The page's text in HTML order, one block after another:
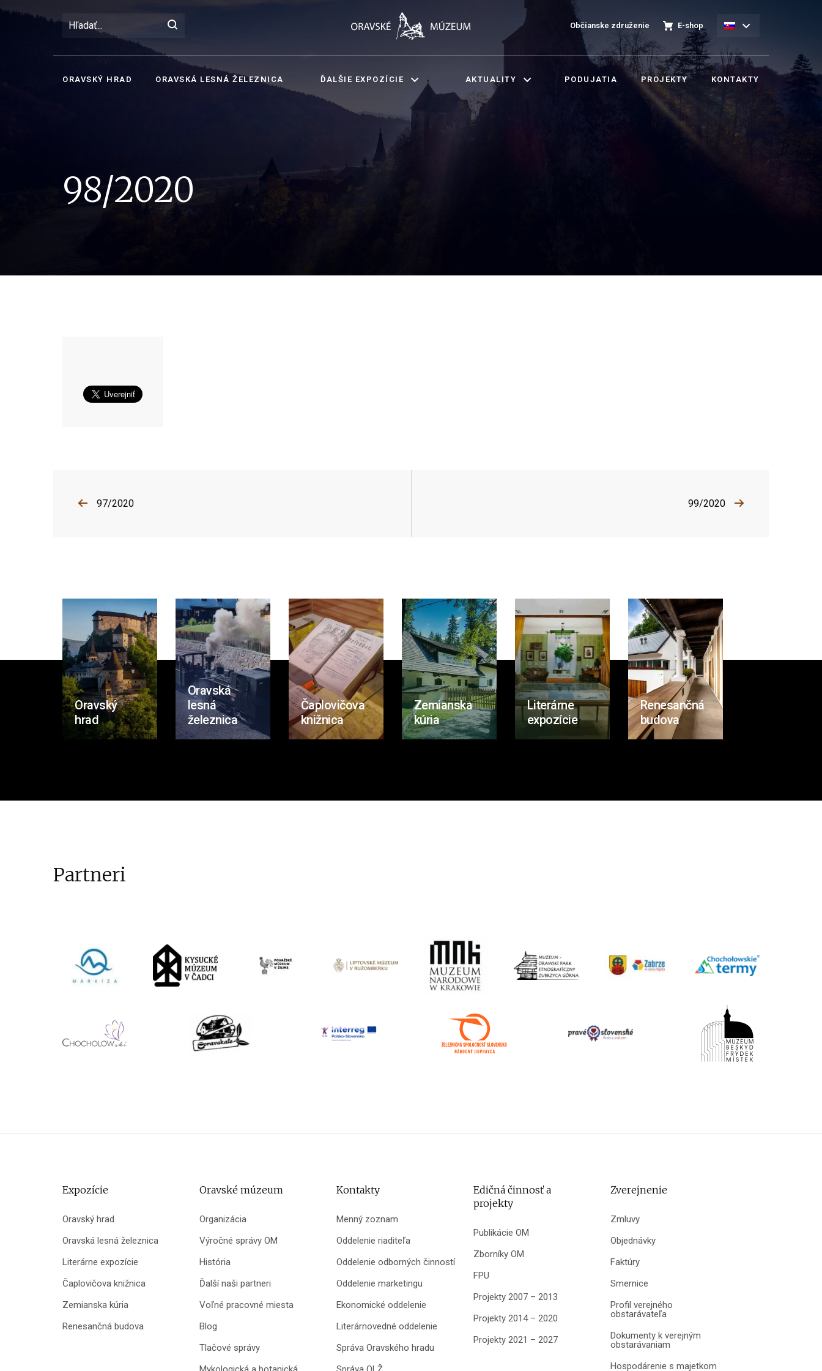
Občianske združenie E-shop
ORAVSKÝ HRAD ORAVSKÁ LESNÁ ŽELEZNICA ĎALŠIE EXPOZÍCIE AKTUALITY PODUJATIA PROJEKTY KONTAKTY
98/2020
97/2020 99/2020
Oravský
hrad
Oravská
lesná
železnica
Čaplovičova
knižnica
Zemianska
kúria
Literárne
expozície
Renesančná
budova
Partneri
Expozície
Oravský hrad
Oravská lesná železnica
Literárne expozície
Čaplovičova knižnica
Zemianska kúria
Renesančná budova
Oravské múzeum
Organizácia
Výročné správy OM
História
Ďalší naši partneri
Voľné pracovné miesta
Blog
Tlačové správy
Kontakty
Menný zoznam
Oddelenie riaditeľa
Oddelenie odborných činností
Oddelenie marketingu
Ekonomické oddelenie
Literárnovedné oddelenie
Správa Oravského hradu
Edičná činnosť a
projekty
Publikácie OM
Zborníky OM
FPU
Projekty 2007 – 2013
Projekty 2014 – 2020
Projekty 2021 – 2027
Zverejnenie
Zmluvy
Objednávky
Faktúry
Smernice
Profil verejného
obstarávateľa
Dokumenty k verejným
obstarávaniam
Hospodárenie s majetkom